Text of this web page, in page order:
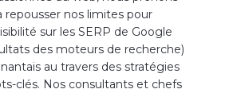
repousser nos limites pour
sur les SERP de Google
des moteurs de recherche)
au travers des stratégies
clés. Nos consultants et chefs